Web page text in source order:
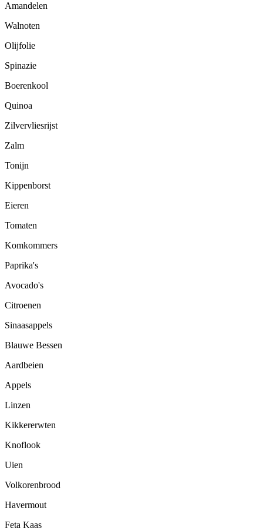
Amandelen
Walnoten
Olijfolie
Spinazie
Boerenkool
Quinoa
Zilvervliesrijst
Zalm
Tonijn
Kippenborst
Eieren
Tomaten
Komkommers
Paprika's
Avocado's
Citroenen
Sinaasappels
Blauwe Bessen
Aardbeien
Appels
Linzen
Kikkererwten
Knoflook
Uien
Volkorenbrood
Havermout
Feta Kaas